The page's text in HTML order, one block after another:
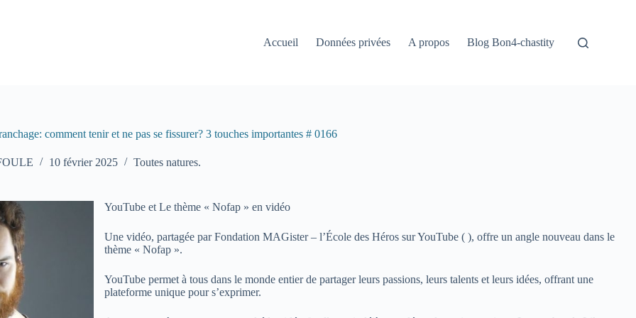
Accueil Données privées A propos Blog Bon4-chastity
comment tenir et ne pas se fissurer? 3 touches importantes # 0166
10 février 2025 Toutes natures.
YouTube et Le thème « Nofap » en vidéo
Une vidéo, partagée par Fondation MAGister – l’École des Héros sur YouTube ( ), offre un angle nouveau dans le
thème « Nofap ».
YouTube permet à tous dans le monde entier de partager leurs passions, leurs talents et leurs idées, offrant une
plateforme unique pour s’exprimer.